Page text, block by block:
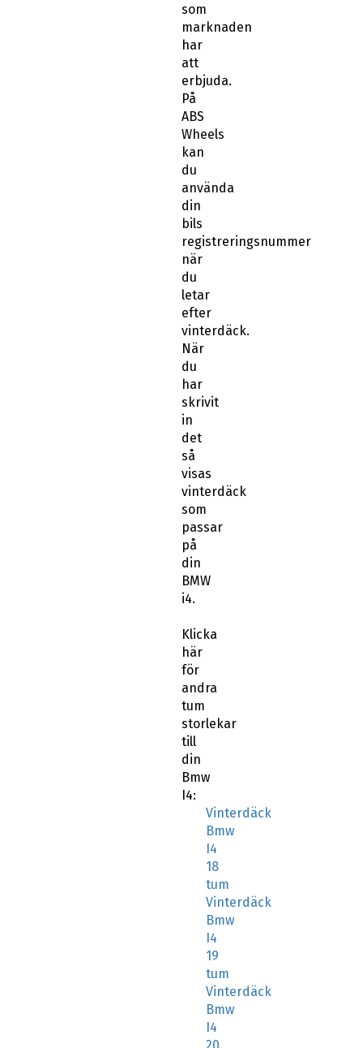
som
marknaden
har
att
erbjuda.
På
ABS
Wheels
kan
du
använda
din
bils
registreringsnummer
när
du
letar
efter
vinterdäck.
När
du
har
skrivit
in
det
så
visas
vinterdäck
som
passar
på
din
BMW
i4.
Klicka
här
för
andra
tum
storlekar
till
din
Bmw
I4:
Vinterdäck
Bmw
I4
18
tum
Vinterdäck
Bmw
I4
19
tum
Vinterdäck
Bmw
I4
20